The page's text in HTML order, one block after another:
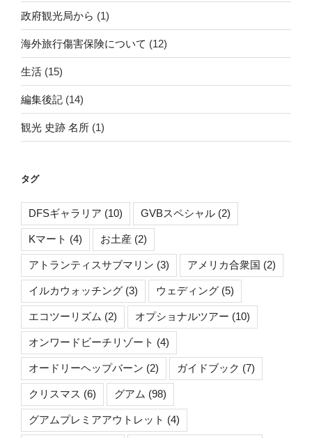
政府観光局から (1)
海外旅行傷害保険について (12)
生活 (15)
編集後記 (14)
観光 史跡 名所 (1)
タグ
DFSギャラリア (10) GVBスペシャル (2)
Kマート (4) お土産 (2)
アトランティスサブマリン (3) アメリカ合衆国 (2)
イルカウォッチング (3) ウェディング (5)
エコツーリズム (2) オプショナルツアー (10)
オンワードビーチリゾート (4)
オードリーヘップバーン (2) ガイドブック (7)
クリスマス (6) グアム (98)
グアムプレミアアウトレット (4)